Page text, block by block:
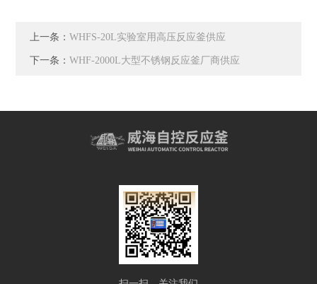
上一条：WHFS-20L实验室用高压反应釜供应
下一条：WHF-2000L大型不锈钢反应釜厂商供应